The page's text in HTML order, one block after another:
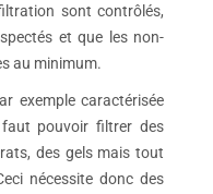
sont contrôlés,
et que les non-
au minimum.
exemple caractérisée
pouvoir filtrer des
des gels mais tout
nécessite donc des